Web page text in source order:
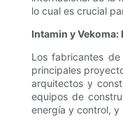
lo cual es crucial
Intamin y
Los fabricantes
principales
arquitectos y
equipos de
energía y control, y